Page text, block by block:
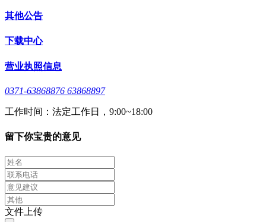
其他公告
下载中心
营业执照信息
0371-63868876 63868897
工作时间：法定工作日，9:00~18:00
留下你宝贵的意见
文件上传